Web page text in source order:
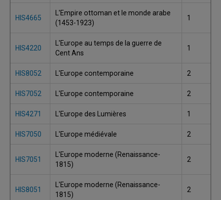
HIS4665
L'Empire ottoman et le monde arabe
(1453-1923)
1
HIS4220
L'Europe au temps de la guerre de
Cent Ans
1
HIS8052 L'Europe contemporaine 2
HIS7052 L'Europe contemporaine 2
HIS4271 L'Europe des Lumières 1
HIS7050 L'Europe médiévale 2
HIS7051
L'Europe moderne (Renaissance-
1815)
2
HIS8051
L'Europe moderne (Renaissance-
1815)
2